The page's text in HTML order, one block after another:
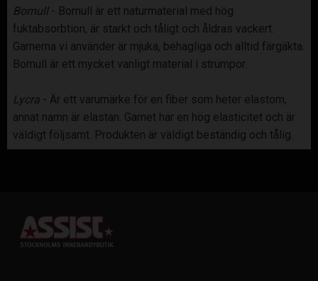
Bomull - Bomull är ett naturmaterial med hög
fuktabsorbtion, är starkt och tåligt och åldras vackert.
Garnerna vi använder är mjuka, behagliga och alltid färgäkta.
Bomull är ett mycket vanligt material i strumpor.
Lycra - Är ett varumärke för en fiber som heter elastom,
annat namn är elastan. Garnet har en hög elasticitet och är
väldigt följsamt. Produkten är väldigt beständig och tålig.